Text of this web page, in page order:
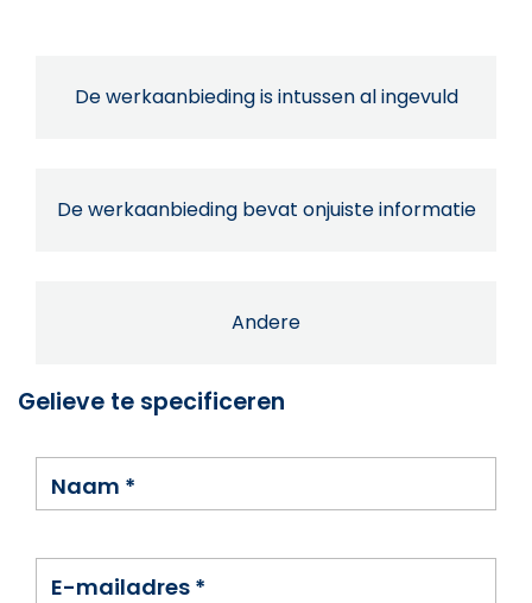
De werkaanbieding is intussen al ingevuld
De werkaanbieding bevat onjuiste informatie
Andere
Gelieve te specificeren
Naam *
E-mailadres *